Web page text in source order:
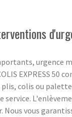
urgence
EXPRESS 50
colis ou
service.
Nous vous